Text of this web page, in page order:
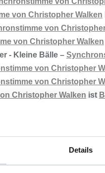
Details
von Christopher Walken
von
von Christopher Walken
- Kleine Bälle –
von Christopher
von Christopher
Christopher Walken ist
von Christopher Walken
Wahrheit –
Christopher Walken